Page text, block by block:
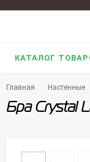
КАТАЛОГ
Главная Настенные
Бра Crystal